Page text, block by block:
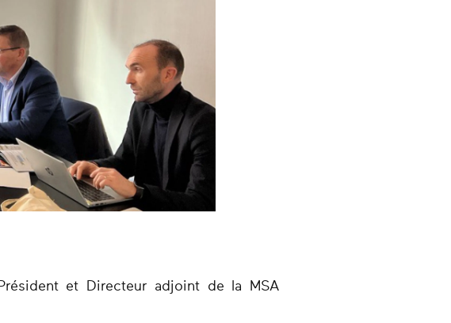
et Directeur adjoint de la MSA